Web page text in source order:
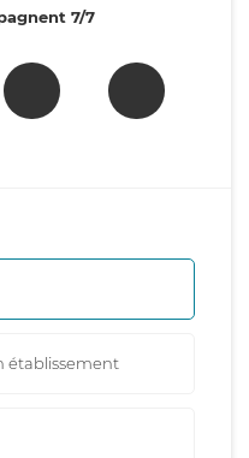
7/7
établissement